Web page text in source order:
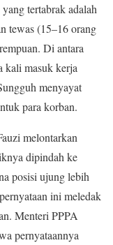
tertabrak adalah
tewas (15–16 orang
Di antara
kali masuk kerja
menyayat
para korban.
melontarkan
dipindah ke
posisi ujung lebih
ini meledak
Menteri PPPA
pernyataannya